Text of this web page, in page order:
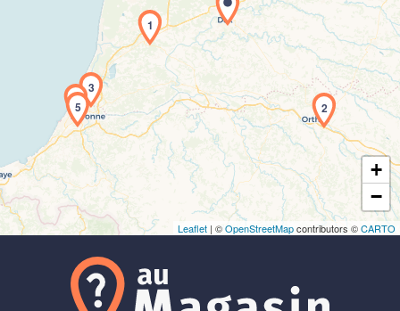
Chargement de la carte en cours...
1
2
3
45
+
−
Leaflet | ©OpenStreetMapcontributors ©CARTO